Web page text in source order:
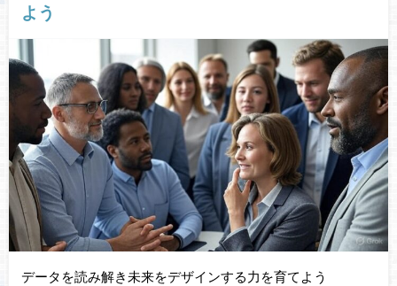
よう
データを読み解き未来をデザインする力を育てよう